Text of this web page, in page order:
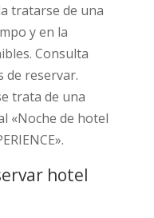
tratarse de una
y en la
Consulta
de reservar.
trata de una
«Noche de hotel
hotel